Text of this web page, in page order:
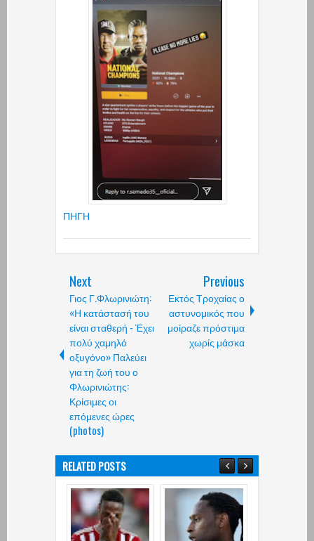
ΠΗΓΗ
Next
Γιος Γ.Φλωρινιώτη:
«Η κατάστασή του
είναι σταθερή - Έχει
πολύ χαμηλό
οξυγόνο» Παλεύει
για τη ζωή του ο
Φλωρινιώτης:
Κρίσιμες οι
επόμενες ώρες
(photos)
Previous
Εκτός Τροχαίας ο
αστυνομικός που
μοίραζε πρόστιμα
χωρίς μάσκα
RELATED POSTS